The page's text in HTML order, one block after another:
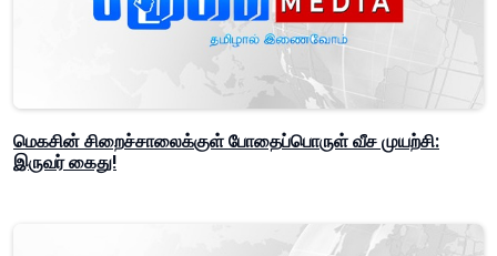
மெகசின் சிறைச்சாலைக்குள் போதைப்பொருள் வீச முயற்சி:
இருவர் கைது!